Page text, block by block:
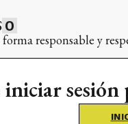
0
responsable y
iniciar